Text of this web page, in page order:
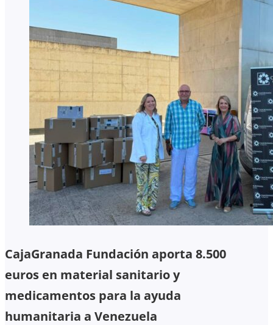
CajaGranada Fundación aporta 8.500
euros en material sanitario y
medicamentos para la ayuda
humanitaria a Venezuela